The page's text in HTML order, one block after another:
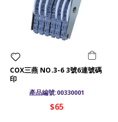
COX三燕 NO.3-6 3號6連號碼
印
產品編號:00330001
$65